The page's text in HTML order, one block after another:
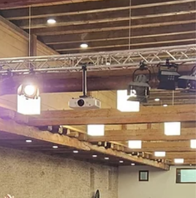
2. Mai 2024 1 Min. Lesezeit
Die wichtigste Erkenntnis